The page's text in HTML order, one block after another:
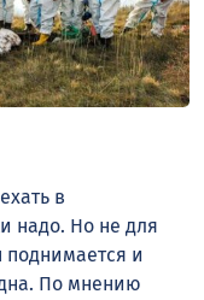
в
надо. Но не для
поднимается и
По мнению